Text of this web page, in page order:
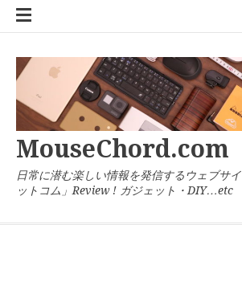
MouseChord.com
日常に潜む楽しい情報を発信するウェブサ
ットコム」Review ! ガジェット・DIY…etc